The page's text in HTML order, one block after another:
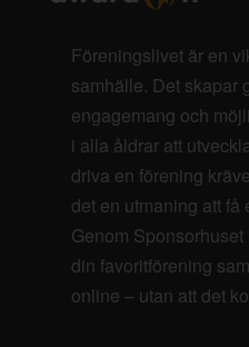
Föreningslivet är en
samhälle. Det skapar
engagemang och
i alla åldrar att
driva en förening
det en utmaning att
Genom
din favoritförening
online – utan att det